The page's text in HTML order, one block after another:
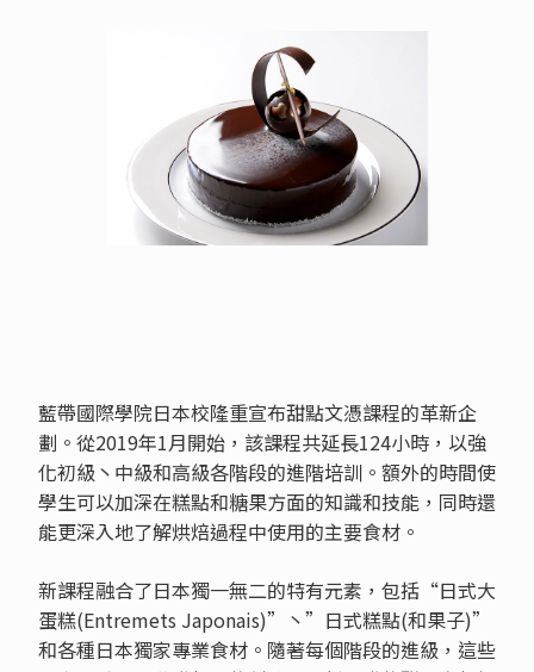
藍帶國際學院日本校隆重宣布甜點文憑課程的革新企
劃。從2019年1月開始，該課程共延長124小時，以強
化初級丶中級和高級各階段的進階培訓。額外的時間使
學生可以加深在糕點和糖果方面的知識和技能，同時還
能更深入地了解烘焙過程中使用的主要食材。
新課程融合了日本獨一無二的特有元素，包括“日式大
蛋糕(Entremets Japonais)”丶”日式糕點(和果子)”
和各種日本獨家專業食材。隨著每個階段的進級，這些